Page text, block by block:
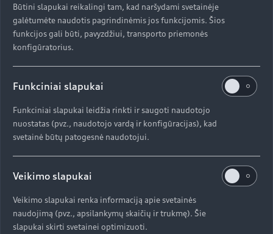
Galima daryti prielaidą, kad važiuojant nuo kalno vos
100 km/val. greičiu, svarbiausia yra kontrolė. Kaip
Reikia vėl ir vėl kartoti rutiną. Turite pasitikėti savimi,
patogiai naudotis greičiu, savo įranga ir sąranka. Jūs
tikitės, kaip greitai važiuosite, kaip toli bus šuoliai, o kai
jie bus tokie, kokių tikėjotės, tiksliai žinosite, kaip juos
valdyti.
Kiek laiko praleidžiate tobulindami šį psichologinį
pasiruošimą įprastomis aplinkybėmis?
Per įprastą treniruočių dieną, tarkime, atlieku septynis
nusileidimus, kurių kiekvienas trunka apie vieną minutę.
Būtini slapukai reikalingi tam, kad naršydami svetainėje
galėtumėte naudotis pagrindinėmis jos funkcijomis. Šios
funkcijos gali būti, pavyzdžiui, transporto priemonės
konfigūratorius.
Funkciniai slapukai
Funkciniai slapukai leidžia rinkti ir saugoti naudotojo
nuostatas (pvz., naudotojo vardą ir konfigūracijas), kad
svetainė būtų patogesnė naudotojui.
Veikimo slapukai
Veikimo slapukai renka informaciją apie svetainės
naudojimą (pvz., apsilankymų skaičių ir trukmę). Šie
slapukai skirti svetainei optimizuoti.